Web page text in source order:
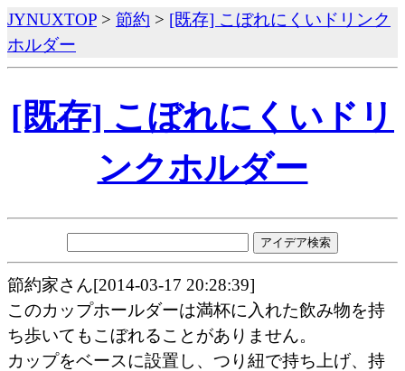
JYNUXTOP > 節約 > [既存] こぼれにくいドリンク
ホルダー
[既存] こぼれにくいドリ
ンクホルダー
節約家さん[2014-03-17 20:28:39]
このカップホールダーは満杯に入れた飲み物を持
ち歩いてもこぼれることがありません。
カップをベースに設置し、つり紐で持ち上げ、持